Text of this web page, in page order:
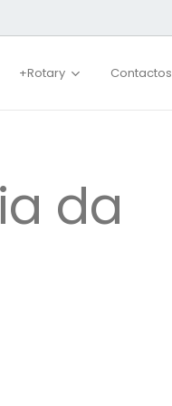
+Rotary Contactos
da